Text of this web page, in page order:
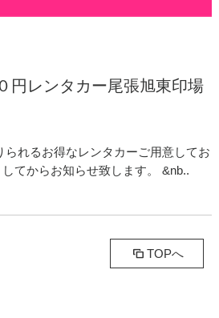
円レンタカー尾張旭東印場
られるお得なレンタカーご用意してお
てからお知らせ致します。 &nb..
TOPへ